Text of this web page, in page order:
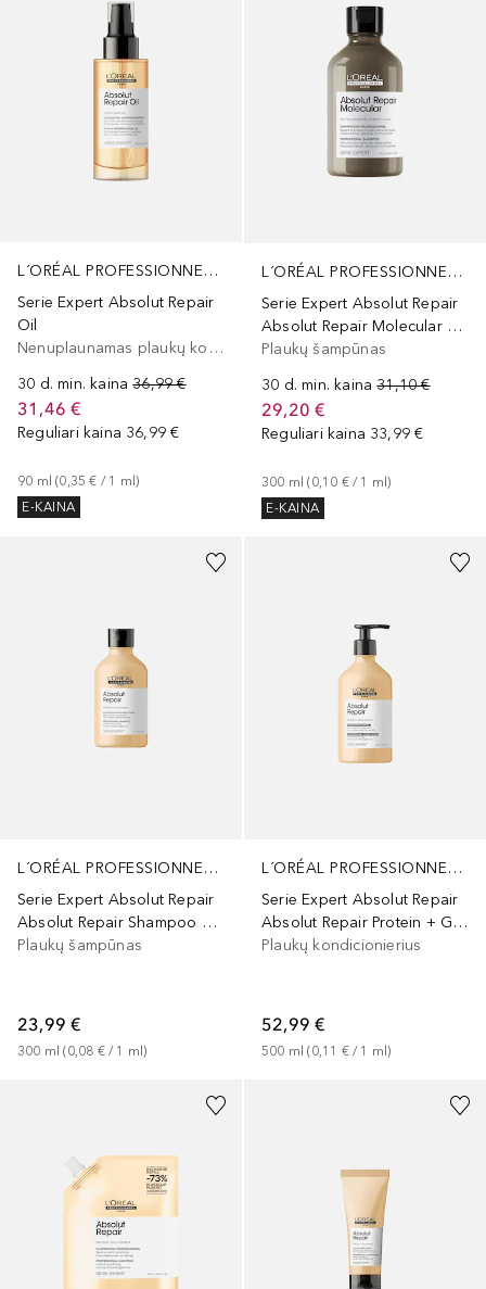
L´ORÉAL PROFESSIONNEL PARIS
Serie Expert Absolut Repair
Oil
Nenuplaunamas plaukų kondicionierius
30 d. min. kaina 36,99 €
31,46 €
Reguliari kaina 36,99 €
90 ml (0,35 € / 1 ml)
E-KAINA
L´ORÉAL PROFESSIONNEL PARIS
Serie Expert Absolut Repair
Absolut Repair Molecular Shampoo
Plaukų šampūnas
30 d. min. kaina 31,10 €
29,20 €
Reguliari kaina 33,99 €
300 ml (0,10 € / 1 ml)
E-KAINA
L´ORÉAL PROFESSIONNEL PARIS
Serie Expert Absolut Repair
Absolut Repair Shampoo with Protein And Gold Quinoa
Plaukų šampūnas
23,99 €
300 ml (0,08 € / 1 ml)
L´ORÉAL PROFESSIONNEL PARIS
Serie Expert Absolut Repair
Absolut Repair Protein + Gold Quinoa Conditioner
Plaukų kondicionierius
52,99 €
500 ml (0,11 € / 1 ml)